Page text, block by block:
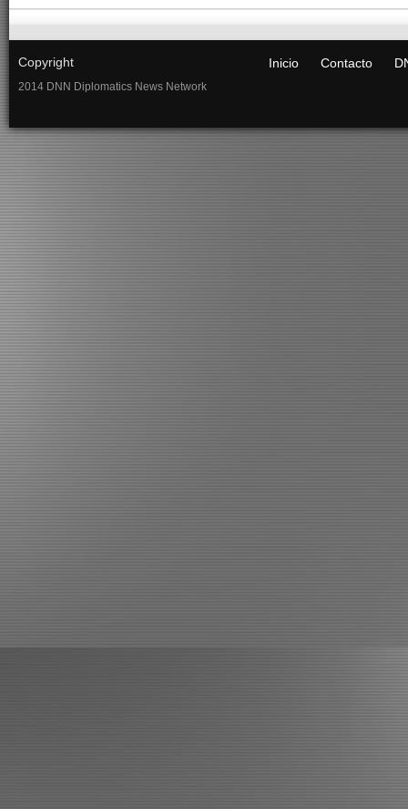
Copyright
2014 DNN Diplomatics News Network
Inicio Contacto